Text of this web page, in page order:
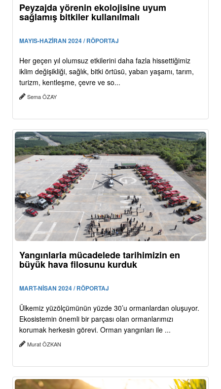
Peyzajda yörenin ekolojisine uyum
sağlamış bitkiler kullanılmalı
MAYIS-HAZİRAN 2024 / RÖPORTAJ
Her geçen yıl olumsuz etkilerini daha fazla hissettiğimiz
iklim değişikliği, sağlık, bitki örtüsü, yaban yaşamı, tarım,
turizm, kentleşme, çevre ve so...
Sema ÖZAY
Yangınlarla mücadelede tarihimizin en
büyük hava filosunu kurduk
MART-NİSAN 2024 / RÖPORTAJ
Ülkemiz yüzölçümünün yüzde 30’u ormanlardan oluşuyor.
Ekosistemin önemli bir parçası olan ormanlarımızı
korumak herkesin görevi. Orman yangınları ile ...
Murat ÖZKAN